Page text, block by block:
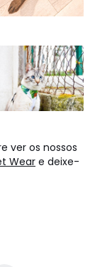
ver os nossos
Wear e deixe-